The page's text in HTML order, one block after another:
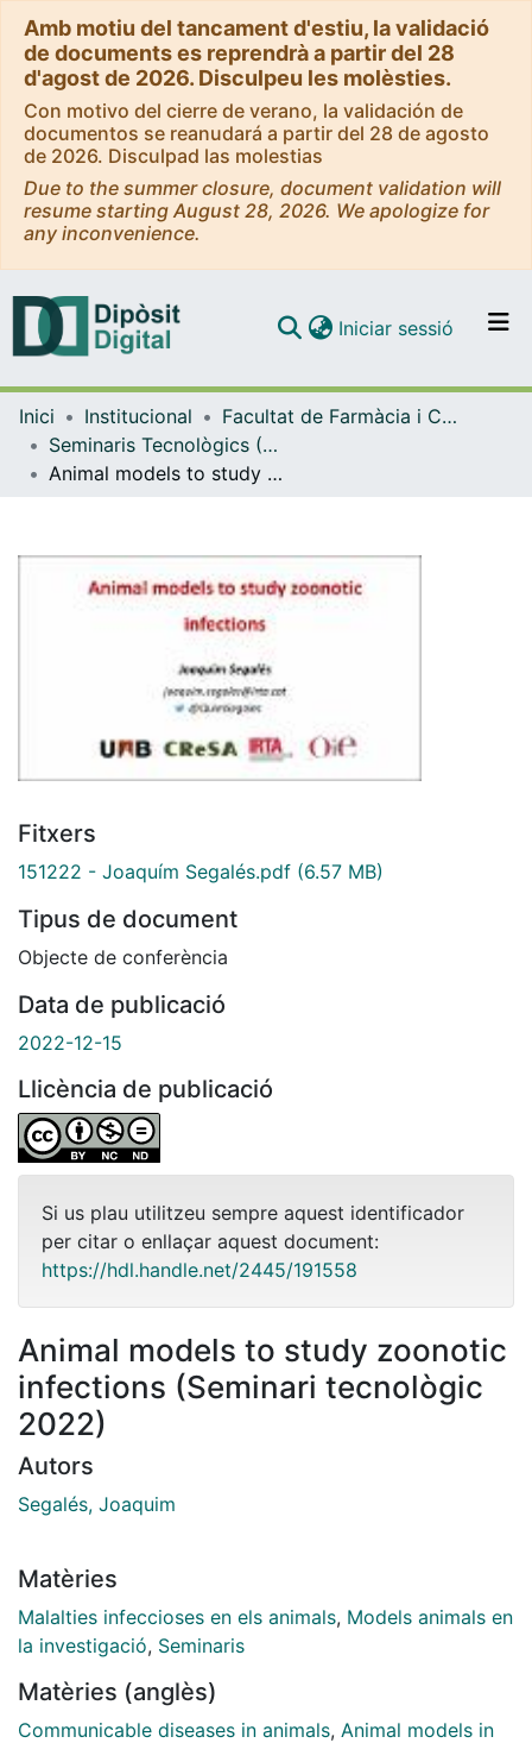
Amb motiu del tancament d'estiu, la validació
de documents es reprendrà a partir del 28
d'agost de 2026. Disculpeu les molèsties.
Con motivo del cierre de verano, la validación de
documentos se reanudará a partir del 28 de agosto
de 2026. Disculpad las molestias
Due to the summer closure, document validation will
resume starting August 28, 2026. We apologize for
any inconvenience.
Navega per tot el DD
Iniciar sessió (current)
Inici Institucional
Facultat de Farmàcia i Ciències de l'Alimentació
Seminaris Tecnològics (Facultat de Farmàcia i Ciències de l'Alimentació)
Animal models to study zoonotic infections (Seminari tecnològic 2022)
Fitxers
151222 - Joaquím Segalés.pdf (6.57 MB)
Tipus de document
Objecte de conferència
Data de publicació
2022-12-15
Llicència de publicació
Si us plau utilitzeu sempre aquest identificador
per citar o enllaçar aquest document:
https://hdl.handle.net/2445/191558
Animal models to study zoonotic
infections (Seminari tecnològic
2022)
Autors
Segalés, Joaquim
Matèries
Malalties infeccioses en els animals, Models animals en
la investigació, Seminaris
Matèries (anglès)
Communicable diseases in animals, Animal models in